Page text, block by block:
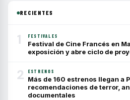
RECIENTES
1 FESTIVALES
Festival de Cine Francés en
exposición y abre ciclo de
2 ESTRENOS
Más de 160 estrenos llegan a
recomendaciones de terror,
documentales